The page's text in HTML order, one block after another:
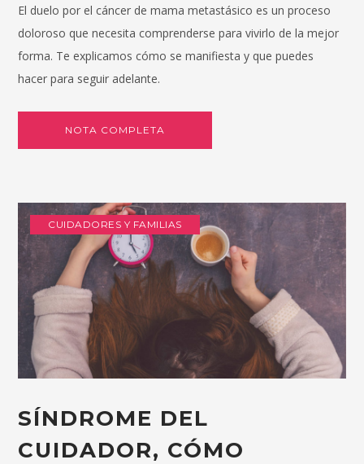
El duelo por el cáncer de mama metastásico es un proceso
doloroso que necesita comprenderse para vivirlo de la mejor
forma. Te explicamos cómo se manifiesta y que puedes
hacer para seguir adelante.
NOTA COMPLETA
CUIDADORES Y FAMILIAS
SÍNDROME DEL
CUIDADOR, CÓMO